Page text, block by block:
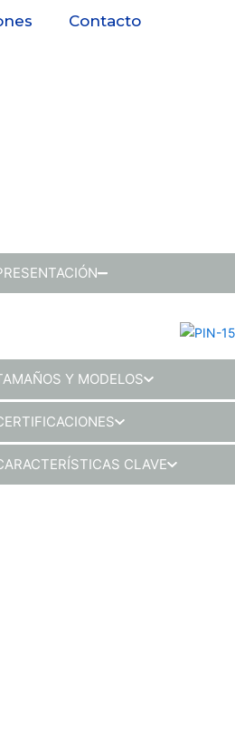
Contacto
Y MODELOS
CLAVE